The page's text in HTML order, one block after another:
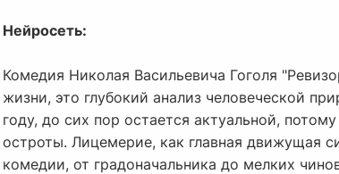
Нейросеть:
Комедия Николая Васильевича Гоголя
жизни, это глубокий анализ человеческой
году, до сих пор остается актуальной,
остроты. Лицемерие, как главная движущая
комедии, от градоначальника до мелких